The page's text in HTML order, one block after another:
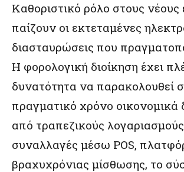
Καθοριστικό ρόλο στους νέους
παίζουν οι εκτεταμένες
διασταυρώσεις που
Η φορολογική διοίκηση έχει
δυνατότητα να παρακολουθεί
πραγματικό χρόνο οικονομικά
από τραπεζικούς
συναλλαγές μέσω POS,
βραχυχρόνιας μίσθωσης, το